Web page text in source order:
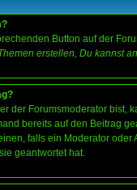
Button auf der
erstellen, Du kannst
der Forumsmoderator
bereits auf den Beitrag
falls ein Moderator
geantwortet hat.